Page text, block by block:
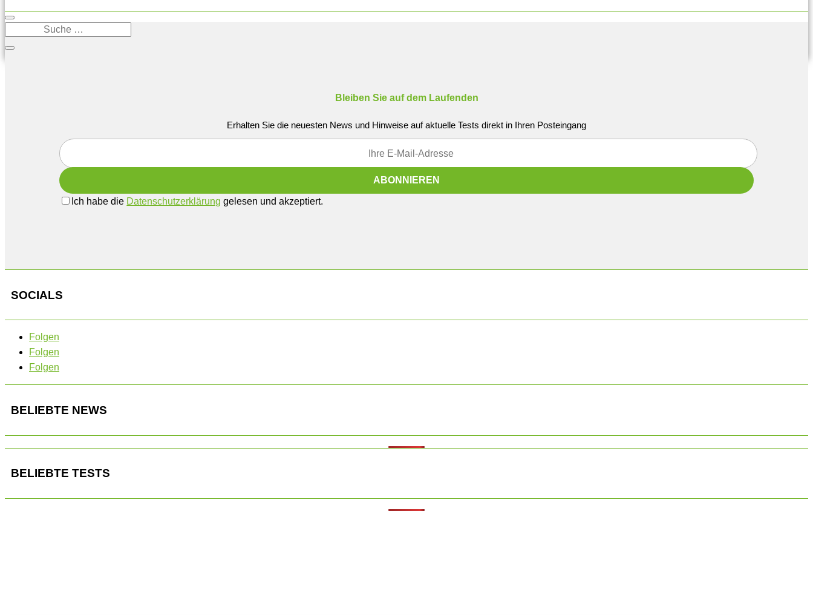
Bleiben Sie auf dem Laufenden
Erhalten Sie die neuesten News und Hinweise auf aktuelle Tests direkt in Ihren Posteingang
Ich habe die Datenschutzerklärung gelesen und akzeptiert.
SOCIALS
Folgen
Folgen
Folgen
BELIEBTE NEWS
BELIEBTE TESTS